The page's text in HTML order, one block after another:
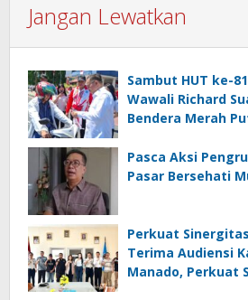
Jangan Lewatkan
Sambut HUT ke-
Wawali Richard
Bendera Merah
Pasca Aksi
Pasar Bersehati
Perkuat
Terima Audiensi
Manado, Perkuat